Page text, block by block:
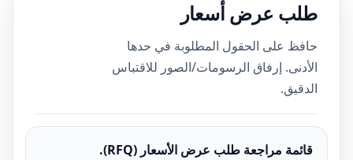
طلب عرض أسعار
حافظ على الحقول المطلوبة في حدها
الأدنى. إرفاق الرسومات/الصور للاقتباس
الدقيق.
قائمة مراجعة طلب عرض الأسعار (RFQ).